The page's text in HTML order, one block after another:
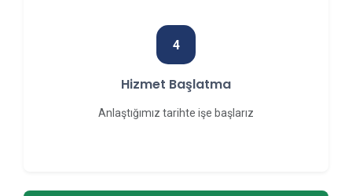
4
Hizmet Başlatma
Anlaştığımız tarihte işe başlarız